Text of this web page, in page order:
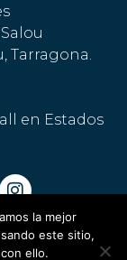
Tarragona.
en Estados
de privacidad
la mejor
este sitio,
ello.